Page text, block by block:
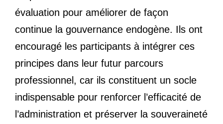
évaluation pour améliorer de façon
continue la gouvernance endogène. Ils ont
encouragé les participants à intégrer ces
principes dans leur futur parcours
professionnel, car ils constituent un socle
indispensable pour renforcer l’efficacité de
l’administration et préserver la souveraineté